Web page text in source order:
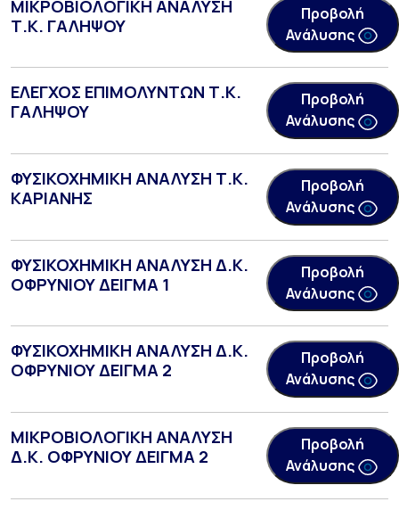
ΜΙΚΡΟΒΙΟΛΟΓΙΚΗ ΑΝΑΛΥΣΗ
Τ.Κ. ΓΑΛΗΨΟΥ
Προβολή
Ανάλυσης
ΕΛΕΓΧΟΣ ΕΠΙΜΟΛΥΝΤΩΝ Τ.Κ.
ΓΑΛΗΨΟΥ
Προβολή
Ανάλυσης
ΦΥΣΙΚΟΧΗΜΙΚΗ ΑΝΑΛΥΣΗ Τ.Κ.
ΚΑΡΙΑΝΗΣ
Προβολή
Ανάλυσης
ΦΥΣΙΚΟΧΗΜΙΚΗ ΑΝΑΛΥΣΗ Δ.Κ.
ΟΦΡΥΝΙΟΥ ΔΕΙΓΜΑ 1
Προβολή
Ανάλυσης
ΦΥΣΙΚΟΧΗΜΙΚΗ ΑΝΑΛΥΣΗ Δ.Κ.
ΟΦΡΥΝΙΟΥ ΔΕΙΓΜΑ 2
Προβολή
Ανάλυσης
ΜΙΚΡΟΒΙΟΛΟΓΙΚΗ ΑΝΑΛΥΣΗ
Δ.Κ. ΟΦΡΥΝΙΟΥ ΔΕΙΓΜΑ 2
Προβολή
Ανάλυσης